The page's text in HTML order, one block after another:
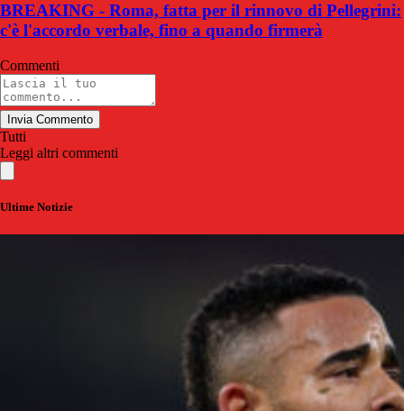
BREAKING - Roma, fatta per il rinnovo di Pellegrini:
c'è l'accordo verbale, fino a quando firmerà
Commenti
Invia Commento
Tutti
Leggi altri commenti
Ultime Notizie